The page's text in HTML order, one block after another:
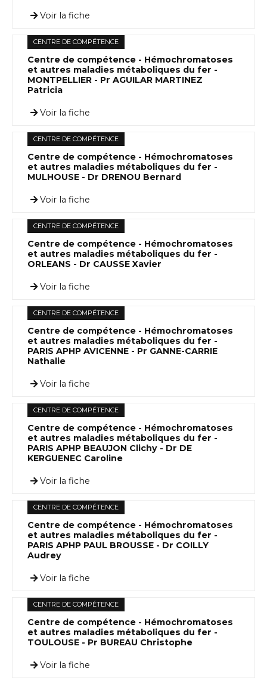
Voir la fiche
CENTRE DE COMPÉTENCE
Centre de compétence - Hémochromatoses
et autres maladies métaboliques du fer -
MONTPELLIER - Pr AGUILAR MARTINEZ
Patricia
Voir la fiche
CENTRE DE COMPÉTENCE
Centre de compétence - Hémochromatoses
et autres maladies métaboliques du fer -
MULHOUSE - Dr DRENOU Bernard
Voir la fiche
CENTRE DE COMPÉTENCE
Centre de compétence - Hémochromatoses
et autres maladies métaboliques du fer -
ORLEANS - Dr CAUSSE Xavier
Voir la fiche
CENTRE DE COMPÉTENCE
Centre de compétence - Hémochromatoses
et autres maladies métaboliques du fer -
PARIS APHP AVICENNE - Pr GANNE-CARRIE
Nathalie
Voir la fiche
CENTRE DE COMPÉTENCE
Centre de compétence - Hémochromatoses
et autres maladies métaboliques du fer -
PARIS APHP BEAUJON Clichy - Dr DE
KERGUENEC Caroline
Voir la fiche
CENTRE DE COMPÉTENCE
Centre de compétence - Hémochromatoses
et autres maladies métaboliques du fer -
PARIS APHP PAUL BROUSSE - Dr COILLY
Audrey
Voir la fiche
CENTRE DE COMPÉTENCE
Centre de compétence - Hémochromatoses
et autres maladies métaboliques du fer -
TOULOUSE - Pr BUREAU Christophe
Voir la fiche